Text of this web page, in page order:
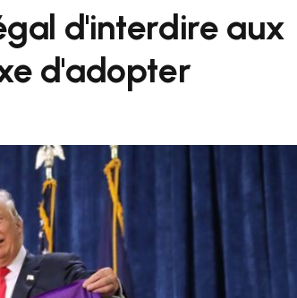
d'interdire aux
d'adopter